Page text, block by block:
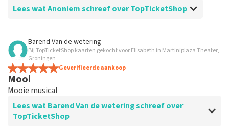
Lees wat Anoniem schreef over TopTicketShop
Beoordeling van Anoniem over
Goed
Goed
Barend Van de wetering
Bij TopTicketShop kaarten gekocht voor Elisabeth in Martiniplaza Theater,
Groningen
Geverifieerde aankoop
Mooi
Mooie musical
Lees wat Barend Van de wetering schreef over
TopTicketShop